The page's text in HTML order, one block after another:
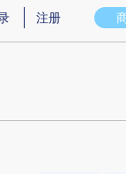
图存在偏差。不代表
注册